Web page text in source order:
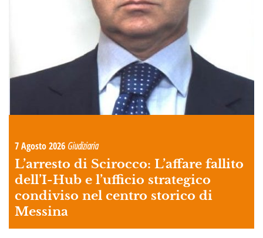
7 Agosto 2026 Giudiziaria
L’arresto di Scirocco: L’affare fallito
dell’I-Hub e l’ufficio strategico
condiviso nel centro storico di
Messina